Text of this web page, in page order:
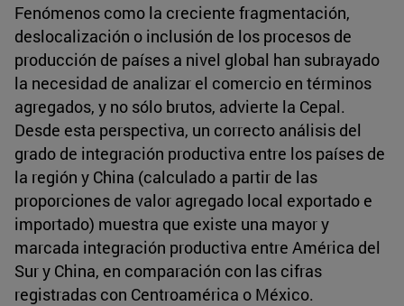
Fenómenos como la creciente fragmentación,
deslocalización o inclusión de los procesos de
producción de países a nivel global han subrayado
la necesidad de analizar el comercio en términos
agregados, y no sólo brutos, advierte la Cepal.
Desde esta perspectiva, un correcto análisis del
grado de integración productiva entre los países de
la región y China (calculado a partir de las
proporciones de valor agregado local exportado e
importado) muestra que existe una mayor y
marcada integración productiva entre América del
Sur y China, en comparación con las cifras
registradas con Centroamérica o México.